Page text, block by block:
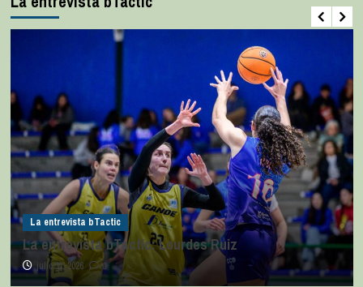
La entrevista bTactic
La entrevista bTactic: Lourdes Ruiz
julio 11, 2026 0